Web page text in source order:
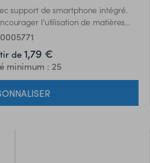
support de smartphone intégré.
l’utilisation de matières
dans une boîte d’éco-conception
de 1,79 €
minimum : 25